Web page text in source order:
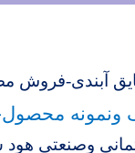
آبندی-فروش
ونمونه
وصنعتی